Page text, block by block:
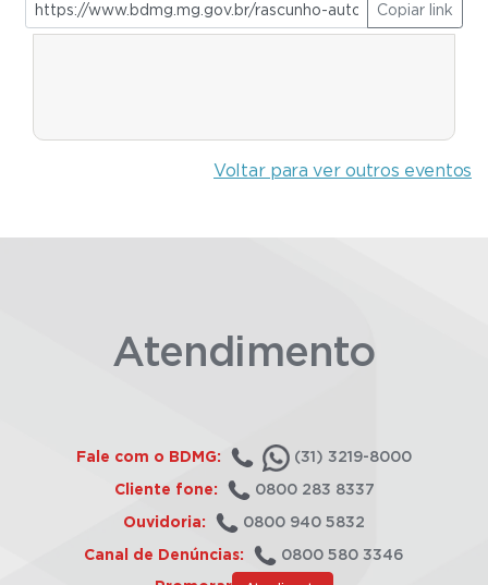
Copiar link
Voltar para ver outros eventos
Atendimento
Fale com o BDMG: (31) 3219-8000
Cliente fone: 0800 283 8337
Ouvidoria: 0800 940 5832
Canal de Denúncias: 0800 580 3346